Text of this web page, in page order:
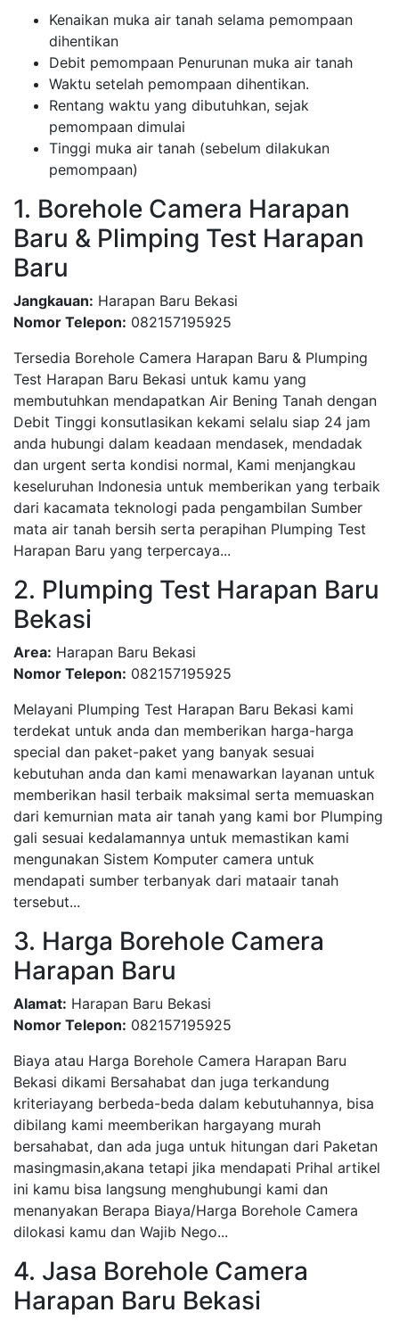
Kenaikan muka air tanah selama pemompaan
dihentikan
Debit pemompaan Penurunan muka air tanah
Waktu setelah pemompaan dihentikan.
Rentang waktu yang dibutuhkan, sejak
pemompaan dimulai
Tinggi muka air tanah (sebelum dilakukan
pemompaan)
1. Borehole Camera Harapan
Baru & Plimping Test Harapan
Baru
Jangkauan: Harapan Baru Bekasi
Nomor Telepon: 082157195925
Tersedia Borehole Camera Harapan Baru & Plumping
Test Harapan Baru Bekasi untuk kamu yang
membutuhkan mendapatkan Air Bening Tanah dengan
Debit Tinggi konsutlasikan kekami selalu siap 24 jam
anda hubungi dalam keadaan mendasek, mendadak
dan urgent serta kondisi normal, Kami menjangkau
keseluruhan Indonesia untuk memberikan yang terbaik
dari kacamata teknologi pada pengambilan Sumber
mata air tanah bersih serta perapihan Plumping Test
Harapan Baru yang terpercaya...
2. Plumping Test Harapan Baru
Bekasi
Area: Harapan Baru Bekasi
Nomor Telepon: 082157195925
Melayani Plumping Test Harapan Baru Bekasi kami
terdekat untuk anda dan memberikan harga-harga
special dan paket-paket yang banyak sesuai
kebutuhan anda dan kami menawarkan layanan untuk
memberikan hasil terbaik maksimal serta memuaskan
dari kemurnian mata air tanah yang kami bor Plumping
gali sesuai kedalamannya untuk memastikan kami
mengunakan Sistem Komputer camera untuk
mendapati sumber terbanyak dari mataair tanah
tersebut...
3. Harga Borehole Camera
Harapan Baru
Alamat: Harapan Baru Bekasi
Nomor Telepon: 082157195925
Biaya atau Harga Borehole Camera Harapan Baru
Bekasi dikami Bersahabat dan juga terkandung
kriteriayang berbeda-beda dalam kebutuhannya, bisa
dibilang kami meemberikan hargayang murah
bersahabat, dan ada juga untuk hitungan dari Paketan
masingmasin,akana tetapi jika mendapati Prihal artikel
ini kamu bisa langsung menghubungi kami dan
menanyakan Berapa Biaya/Harga Borehole Camera
dilokasi kamu dan Wajib Nego...
4. Jasa Borehole Camera
Harapan Baru Bekasi